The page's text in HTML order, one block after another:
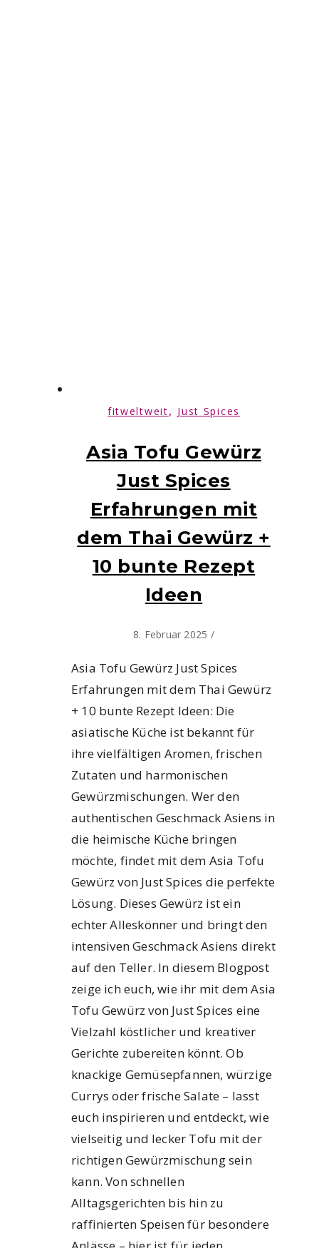
fitweltweit, Just Spices
Asia Tofu Gewürz
Just Spices
Erfahrungen mit
dem Thai Gewürz +
10 bunte Rezept
Ideen
8. Februar 2025 /
Asia Tofu Gewürz Just Spices
Erfahrungen mit dem Thai Gewürz
+ 10 bunte Rezept Ideen: Die
asiatische Küche ist bekannt für
ihre vielfältigen Aromen, frischen
Zutaten und harmonischen
Gewürzmischungen. Wer den
authentischen Geschmack Asiens in
die heimische Küche bringen
möchte, findet mit dem Asia Tofu
Gewürz von Just Spices die perfekte
Lösung. Dieses Gewürz ist ein
echter Alleskönner und bringt den
intensiven Geschmack Asiens direkt
auf den Teller. In diesem Blogpost
zeige ich euch, wie ihr mit dem Asia
Tofu Gewürz von Just Spices eine
Vielzahl köstlicher und kreativer
Gerichte zubereiten könnt. Ob
knackige Gemüsepfannen, würzige
Currys oder frische Salate – lasst
euch inspirieren und entdeckt, wie
vielseitig und lecker Tofu mit der
richtigen Gewürzmischung sein
kann. Von schnellen
Alltagsgerichten bis hin zu
raffinierten Speisen für besondere